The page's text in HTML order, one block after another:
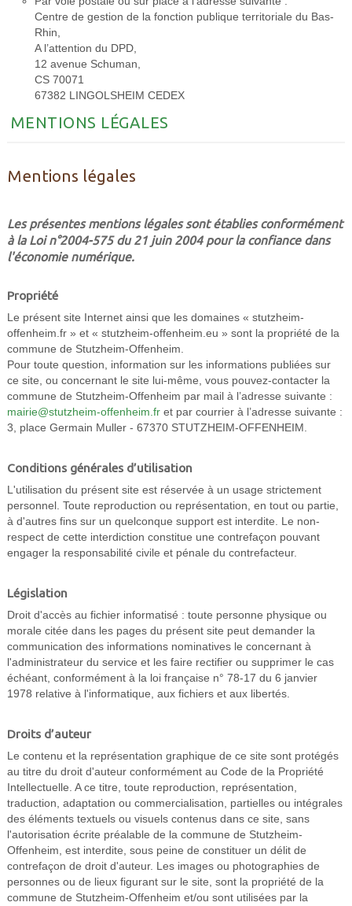
Centre de gestion de la fonction publique territoriale du Bas-
Rhin,
A l’attention du DPD,
12 avenue Schuman,
CS 70071
67382 LINGOLSHEIM CEDEX
MENTIONS LÉGALES
Mentions légales
Les présentes mentions légales sont établies conformément
à la Loi n°2004-575 du 21 juin 2004 pour la confiance dans
l'économie numérique.
Propriété
Le présent site Internet ainsi que les domaines « stutzheim-
offenheim.fr » et « stutzheim-offenheim.eu » sont la propriété de la
commune de Stutzheim-Offenheim.
Pour toute question, information sur les informations publiées sur
ce site, ou concernant le site lui-même, vous pouvez-contacter la
commune de Stutzheim-Offenheim par mail à l’adresse suivante :
mairie@stutzheim-offenheim.fret par courrier à l’adresse suivante :
3, place Germain Muller - 67370 STUTZHEIM-OFFENHEIM.
Conditions générales d’utilisation
L'utilisation du présent site est réservée à un usage strictement
personnel. Toute reproduction ou représentation, en tout ou partie,
à d'autres fins sur un quelconque support est interdite. Le non-
respect de cette interdiction constitue une contrefaçon pouvant
engager la responsabilité civile et pénale du contrefacteur.
Législation
Droit d'accès au fichier informatisé : toute personne physique ou
morale citée dans les pages du présent site peut demander la
communication des informations nominatives le concernant à
l'administrateur du service et les faire rectifier ou supprimer le cas
échéant, conformément à la loi française n° 78-17 du 6 janvier
1978 relative à l'informatique, aux fichiers et aux libertés.
Droits d’auteur
Le contenu et la représentation graphique de ce site sont protégés
au titre du droit d'auteur conformément au Code de la Propriété
Intellectuelle. A ce titre, toute reproduction, représentation,
traduction, adaptation ou commercialisation, partielles ou intégrales
des éléments textuels ou visuels contenus dans ce site, sans
l'autorisation écrite préalable de la commune de Stutzheim-
Offenheim, est interdite, sous peine de constituer un délit de
contrefaçon de droit d'auteur. Les images ou photographies de
personnes ou de lieux figurant sur le site, sont la propriété de la
commune de Stutzheim-Offenheim et/ou sont utilisées par la